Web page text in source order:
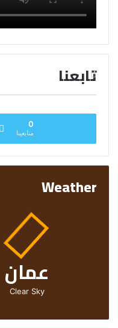
تابعنا
0
متابعينا
Weather
عمان
Clear Sky